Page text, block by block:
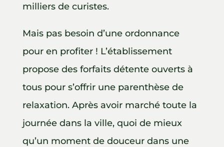
milliers de curistes.
Mais pas besoin d’une ordonnance
pour en profiter ! L’établissement
propose des forfaits détente ouverts à
tous pour s’offrir une parenthèse de
relaxation. Après avoir marché toute la
journée dans la ville, quoi de mieux
qu’un moment de douceur dans une